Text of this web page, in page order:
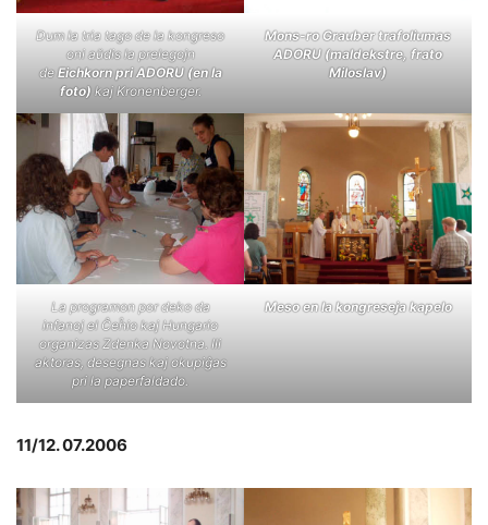
Dum la tria tago de la kongreso
oni aŭdis la prelegojn
deEichkorn pri ADORU (en la
foto) kaj Kronenberger.
Mons-ro Grauber trafoliumas
ADORU (maldekstre, frato
Miloslav)
La programon por deko da
infanoj el Ĉeĥio kaj Hungario
organizas Zdenka Novotna. Ili
aktoras, desegnas kaj okupiĝas
pri la paperfaldado.
Meso en la kongreseja kapelo
11/12. 07.2006